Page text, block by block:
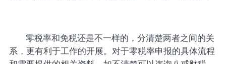
零税率和免税还是不一样的，分清楚两者之间的关
系，更有利于工作的开展。对于零税率申报的具体流程